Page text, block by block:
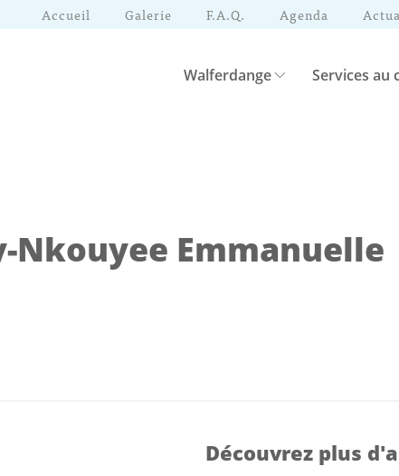
Accueil Galerie F.A.Q. Agenda
Walferdange Services au
Nkouyee Emmanuelle
Découvrez plus